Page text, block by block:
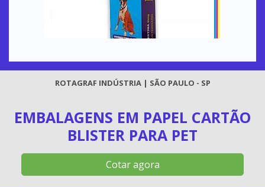
ROTAGRAF INDÚSTRIA | SÃO PAULO - SP
EMBALAGENS EM PAPEL CARTÃO
BLISTER PARA PET
Cotar agora